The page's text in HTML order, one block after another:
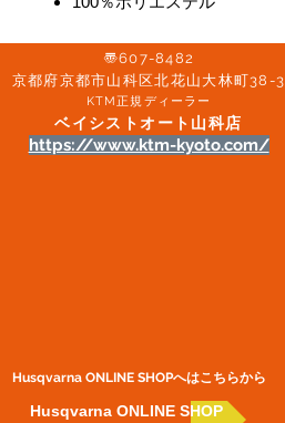
〠607-8482
京都府京都市山科区北花山大林町38-3​
KTM正規ディーラー
ベイシストオート山科店
https://www.ktm-kyoto.com/
Husqvarna ONLINE SHOP​へはこちらから
Husqvarna ONLINE SHOP